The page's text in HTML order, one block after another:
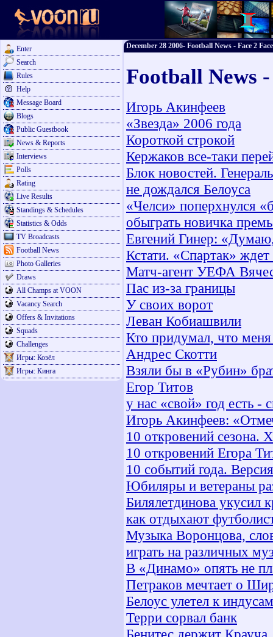
Enter
Search
Rules
Help
Message Board
Blogs
Public Guestbook
News & Reports
Interviews
Polls
Rating
Live Results
Standings & Schedules
Statistics & Odds
TV Broadcasts
Football News
Photo Galleries
Draws
All Champs at VOON
Vacancy Search
Offers & Invitations
Squads
Challenges
Игры: Козёл
Игры: Кинга
December 28 2006- Football News - Face 2
Football News
Игорь Акинфеев
«Звезда» 2006 года
Короткой строкой
Кержаков все-таки
Блок новостей.
не дождался Белоуса
«Челси» поперхнулся
обыграть новичка
Евгений Гинер:
Кстати. «Спартак»
Матч-агент УЕФА
Пас из-за границы
У своих ворот
Леван Кобиашвили
Кто придумал, что меня
Андрес Скотти
Взяли бы в «Рубин»
Егор Титов
у нас «свой» год есть -
Игорь Акинфеев:
10 откровений сезона.
10 откровений Егора
10 событий года.
Юбиляры и ветераны
Билялетдинова укусил
как отдыхают
Музыка Воронцова,
играть на различных
В «Динамо» опять не
Петраков мечтает о
Белоус улетел к индусам
Терри сорвал банк